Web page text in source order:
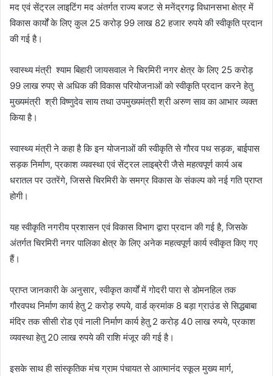
मद एवं सेंट्रल लाइटिंग मद अंतर्गत राज्य बजट से मनेंद्रगढ़ विधानसभा क्षेत्र में
विकास कार्यों के लिए कुल 25 करोड़ 99 लाख 82 हजार रुपये की स्वीकृति प्रदान
की गई है।
स्वास्थ्य मंत्री श्याम बिहारी जायसवाल ने चिरमिरी नगर क्षेत्र के लिए 25 करोड़
99 लाख रुपए से अधिक की विकास परियोजनाओं को स्वीकृति प्रदान करने हेतु
मुख्यमंत्री श्री विष्णुदेव साय तथा उपमुख्यमंत्री श्री अरुण साव का आभार व्यक्त
किया है।
स्वास्थ्य मंत्री ने कहा है कि इन योजनाओं की स्वीकृति से गौरव पथ सड़क, बाईपास
सड़क निर्माण, प्रकाश व्यवस्था एवं सेंट्रल लाइब्रेरी जैसे महत्वपूर्ण कार्य अब
धरातल पर उतरेंगे, जिससे चिरमिरी के समग्र विकास के संकल्प को नई गति प्राप्त
होगी।
यह स्वीकृति नगरीय प्रशासन एवं विकास विभाग द्वारा प्रदान की गई है, जिसके
अंतर्गत चिरमिरी नगर पालिका क्षेत्र के लिए अनेक महत्वपूर्ण कार्य स्वीकृत किए गए
हैं।
प्राप्त जानकारी के अनुसार, स्वीकृत कार्यों में गोदरी पारा से डोमनहिल तक
गौरवपथ निर्माण कार्य हेतु 2 करोड़ रुपये, वार्ड क्रमांक 8 बड़ा ग्राउंड से सिद्धबाबा
मंदिर तक सीसी रोड एवं नाली निर्माण कार्य हेतु 2 करोड़ 40 लाख रुपये, प्रकाश
व्यवस्था हेतु 20 लाख रुपये की राशि मंजूर की गई है।
इसके साथ ही सांस्कृतिक मंच ग्राम पंचायत से आत्मानंद स्कूल मुख्य मार्ग,